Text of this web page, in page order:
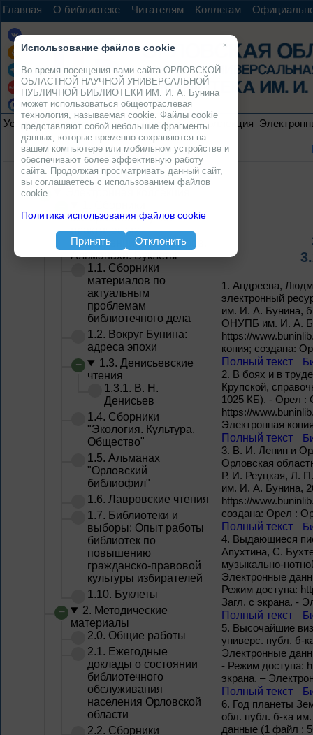
Главная О библиотеке Читателям Коллегам
Услуги Ресурсы Проекты Электронная коллекция
материалов научно-
практических
конференций, семинаров.
Альманахи. Буклеты
1.1. Сборники
материалов по
актуальным
проблемам
библиотечного дела
1.2. Вокруг Бунина:
адреса эпохи
1.3. Денисьевские
чтения
1.3.1. В. Н.
Денисьев
1.4. Сборники
"Экология. Культура.
Общество"
1.5. Альманах
"Орловский
библиофил"
1.6. Лавровские чтения
1.7. Библиотеки и
выборы: Опыт работы
библиотек по
повышению
гражданско-правовой
культуры избирателей
1.10. Буклеты
2. Методические
материалы
2.0. Общие работы
2.1. Ежегодные
доклады о состоянии
библиотечного
обслуживания
населения Орловской
области
2.2. Сборники
1. Андреева,
электронный
им. И. А. Бунина,
ОНУПБ им. И. А.
https://
копия; создана:
Полный текст
2. В боях и в
Крупской,
1025 КБ). - Орел :
https://
Электронная
Полный текст
3. В. И. Ленин и
Орловская
Р. И. Реуцкая, Л.
им. И. А. Бунина,
https://
создана: Орел :
Полный текст
4. Выдающиеся
Апухтина, С.
музыкально-
Электронные
Режим доступа:
Загл. с экрана. -
Полный текст
5. Высочайшие
универс. публ. б-
Электронные
- Режим доступа:
экрана. –
Полный текст
6. Год планеты
обл. публ. б-ка
данные (1 файл :
×
Использование файлов cookie
Во время посещения вами сайта ОРЛОВСКОЙ
ОБЛАСТНОЙ НАУЧНОЙ УНИВЕРСАЛЬНОЙ
ПУБЛИЧНОЙ БИБЛИОТЕКИ ИМ. И. А. Бунина
может использоваться общеотраслевая
технология, называемая cookie. Файлы cookie
представляют собой небольшие фрагменты
данных, которые временно сохраняются на
вашем компьютере или мобильном устройстве и
обеспечивают более эффективную работу
сайта. Продолжая просматривать данный сайт,
вы соглашаетесь с использованием файлов
cookie.
Политика использования файлов cookie
Принять Отклонить